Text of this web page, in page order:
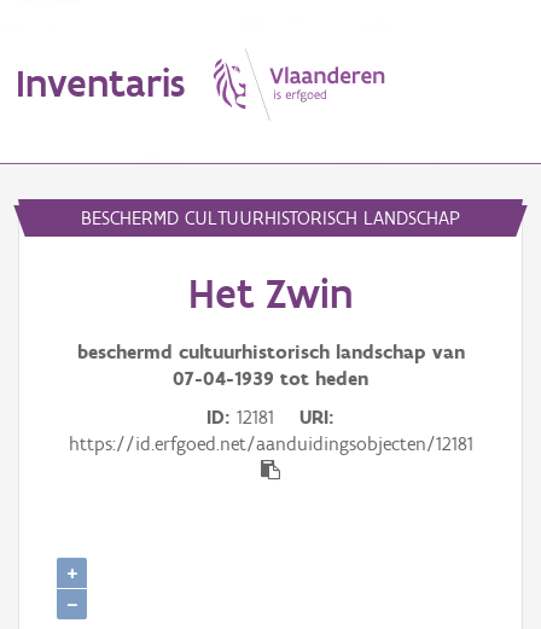
Inventaris
Aanduidingsobject
Persoon of collectief
Downloads
BESCHERMD CULTUURHISTORISCH LANDSCHAP
Het Zwin
beschermd cultuurhistorisch landschap van
07-04-1939 tot heden
ID 12181
URI
https://id.erfgoed.net/aanduidingsobjecten/12181
+
−